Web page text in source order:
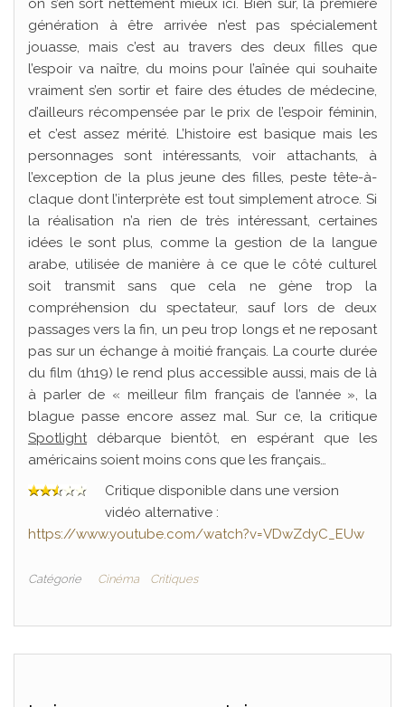
on s’en sort nettement mieux ici. Bien sûr, la première
génération à être arrivée n’est pas spécialement
jouasse, mais c’est au travers des deux filles que
l’espoir va naître, du moins pour l’aînée qui souhaite
vraiment s’en sortir et faire des études de médecine,
d’ailleurs récompensée par le prix de l’espoir féminin,
et c’est assez mérité. L’histoire est basique mais les
personnages sont intéressants, voir attachants, à
l’exception de la plus jeune des filles, peste tête-à-
claque dont l’interprète est tout simplement atroce. Si
la réalisation n’a rien de très intéressant, certaines
idées le sont plus, comme la gestion de la langue
arabe, utilisée de manière à ce que le côté culturel
soit transmit sans que cela ne gène trop la
compréhension du spectateur, sauf lors de deux
passages vers la fin, un peu trop longs et ne reposant
pas sur un échange à moitié français. La courte durée
du film (1h19) le rend plus accessible aussi, mais de là
à parler de « meilleur film français de l’année », la
blague passe encore assez mal. Sur ce, la critique
Spotlightdébarque bientôt, en espérant que les
américains soient moins cons que les français…
Critique disponible dans une version
vidéo alternative :
https://www.youtube.com/watch?v=VDwZdyC_EUw
Catégorie Cinéma Critiques